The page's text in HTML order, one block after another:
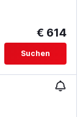
€ 614
Suchen